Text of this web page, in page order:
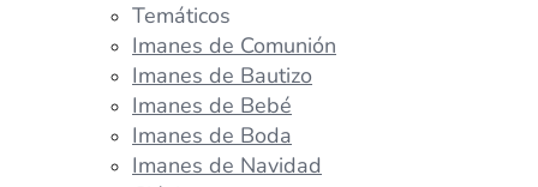
Temáticos
Imanes de Comunión
Imanes de Bautizo
Imanes de Bebé
Imanes de Boda
Imanes de Navidad